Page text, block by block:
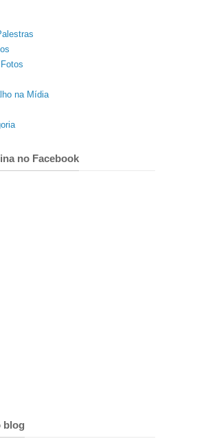
na Mídia
no Facebook
blog